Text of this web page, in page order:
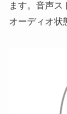
ます。音声ス
オーディオ状